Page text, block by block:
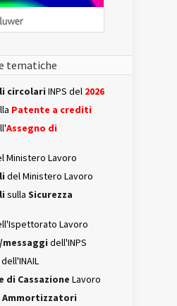
tematiche
circolari INPS del 2026
Patente a crediti
Assegno di
Ministero Lavoro
del Ministero Lavoro
sulla Sicurezza
Lavoro
dell'INPS
dell'INAIL
di Cassazione Lavoro
Ammortizzatori